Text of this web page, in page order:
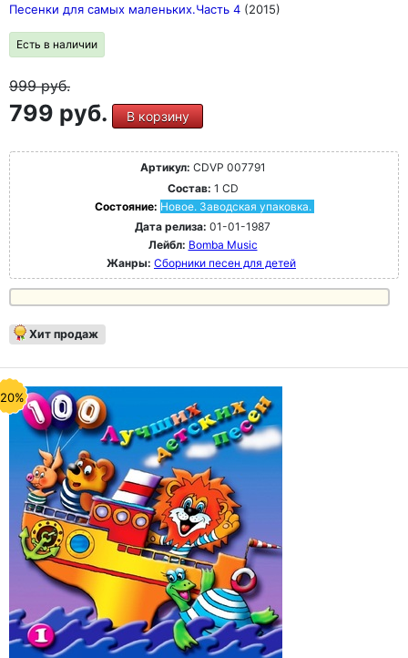
Песенки для самых маленьких.Часть 4 (2015)
Есть в наличии
999руб.
799 руб. В корзину
Артикул: CDVP 007791
Состав: 1 CD
Состояние: Новое. Заводская упаковка.
Дата релиза: 01-01-1987
Лейбл: Bomba Music
Жанры: Сборники песен для детей
Хит продаж